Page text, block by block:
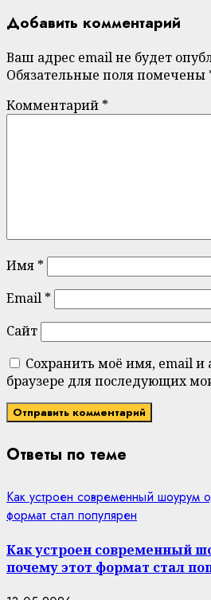
Добавить комментарий
Ваш адрес email не будет
Обязательные поля помечены
Комментарий *
Имя *
Email *
Сайт
Сохранить моё имя, email и
браузере для последующих
Ответы по теме
Как устроен современный шоурум
формат стал популярен
Как устроен современный
почему этот формат стал